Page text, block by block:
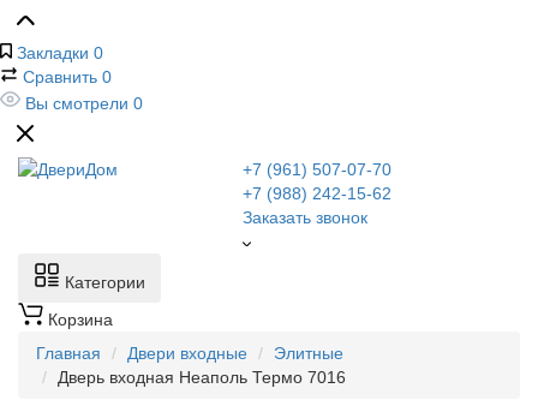
Закладки 0
Сравнить 0
Вы смотрели 0
+7 (961) 507-07-70
+7 (988) 242-15-62
Заказать звонок
Категории
Корзина
Главная
Двери входные
Элитные
Дверь входная Неаполь Термо 7016